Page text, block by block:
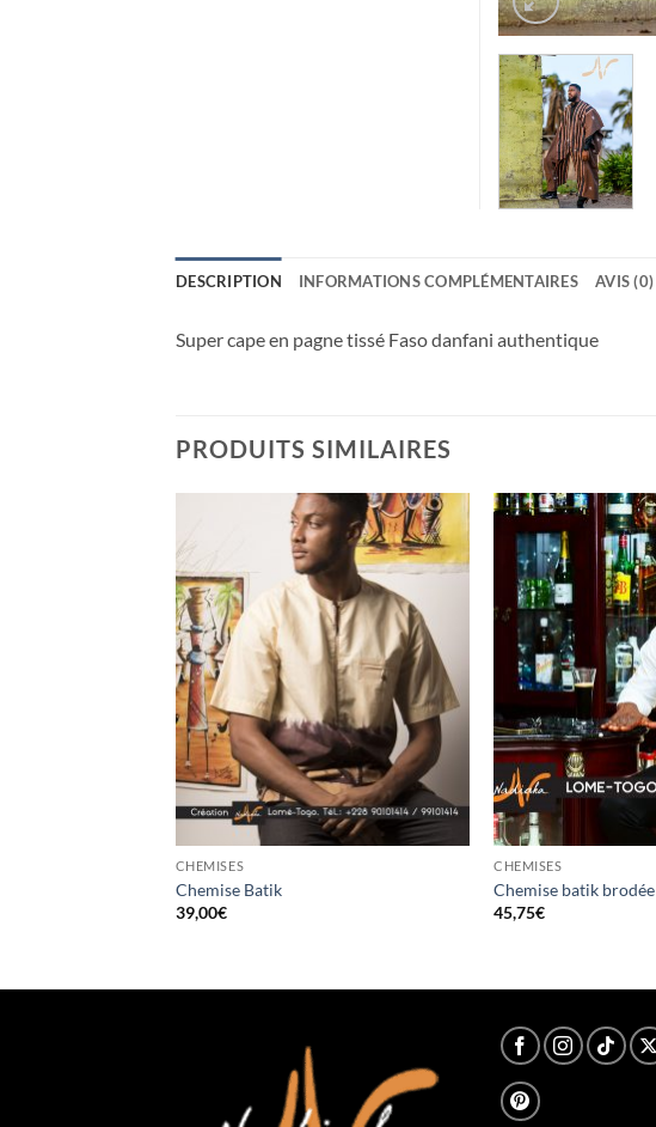
DESCRIPTION INFORMATIONS COMPLÉMENTAIRES AVIS (0)
Super cape en pagne tissé Faso danfani authentique
PRODUITS SIMILAIRES
CHEMISES
Chemise Batik
39,00€
CHEMISES
Chemise batik brodée
45,75€